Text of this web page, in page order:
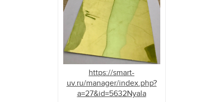
https://smart-
uv.ru/manager/index.php?
a=27&id=5632Nyala